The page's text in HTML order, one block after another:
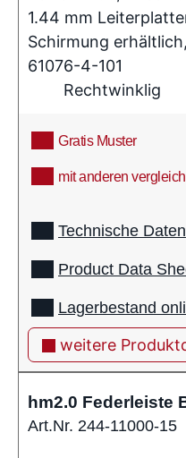
1.44 mm
Schirmung
61076-4-101
Rechtwinklig
Gratis Muster
mit anderen
Technische Daten
Product Data
Lagerbestand
weitere
hm2.0 Federleiste
Art.Nr. 244-11000-15